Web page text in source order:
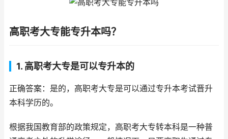
高职考大专能专升本吗？
1. 高职考大专是可以专升本的
正确答案：是的，高职考大专是可以通过专升本考试晋升
本科学历的。
根据我国教育部的政策规定，高职考大专转本科是一种普